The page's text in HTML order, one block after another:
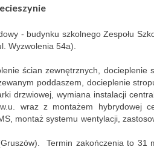
- budynku szkolnego Zespołu
Wyzwolenia 54a).
ścian zewnętrznych, docieplenie
poddaszem, docieplenie
drzwiowej, wymiana instalacji
wraz z montażem hybrydowej
montaż systemu wentylacji,
Termin zakończenia to 31